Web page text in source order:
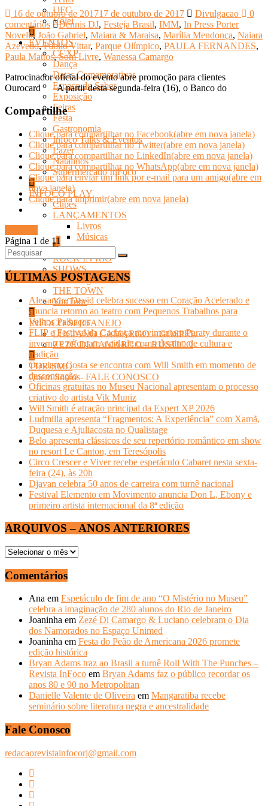
UFC
Vôlei
EVENTOS
CCXP
Dança
Datas Comemorativas
Espaço do Saber
Exposição
Feiras
Festa
Gastronomia
Infoco Talks & Eventos
Lazer
Natalinos
Supermercado InFoco
INFOCO PLAY
Clipes
LANÇAMENTOS
Livros
Músicas
ROCK IN RIO
SHOWS
Streaming Infoco
THE TOWN
YouTube
INFOCO SERTANEJO
LUCIANO CAMARGO – GOSPEL
ZEZÉ DI CAMARGO – RÚSTICO
TURISMO
Quem Somos- FALE CONOSCO
16 de outubro de 201717 de outubro de 2017 Divulgacao
0
comentários
Dennis DJ, Festeja Brasil, IMM, In Press Porter
Novelli, João Gabriel, Maiara & Maraisa, Marília Mendonça, Naiara
Azevedo,Pabllo Vittar, Parque Olímpico, PAULA FERNANDES,
Paula Mattos,Som Livre, Wanessa Camargo
Patrocinador oficial do evento abre promoção para clientes
Ourocard A partir desta segunda-feira (16), o Banco do
Compartilhe
Clique para compartilhar no Facebook(abre em nova janela)
Clique para compartilhar no Twitter(abre em nova janela)
Clique para compartilhar no LinkedIn(abre em nova janela)
Clique para compartilhar no WhatsApp(abre em nova janela)
Clique para enviar um link por e-mail para um amigo(abre em
nova janela)
Clique para imprimir(abre em nova janela)
Página 1 de 11
ÚLTIMAS POSTAGENS
Alexandre David celebra sucesso em Coração Acelerado e
anuncia retorno ao teatro com Pequenos Trabalhos para
Velhos Palhaços
FLIP e Festival da Cachaça movimentam Paraty durante o
inverno e reforçam a cidade como destino de cultura e
tradição
Otaviano Costa se encontra com Will Smith em momento de
descontração
Oficinas gratuitas no Museu Nacional apresentam o processo
criativo do artista Vik Muniz
Will Smith é atração principal da Expert XP 2026
Ludmilla apresenta “Fragmentos: A Experiência” com Xamã,
Duquesa e Ajuliacosta no Qualistage
Belo apresenta clássicos de seu repertório romântico em show
no resort Le Canton, em Teresópolis
Circo Crescer e Viver recebe espetáculo Cabaret nesta sexta-
feira (24), às 20h
Djavan celebra 50 anos de carreira com turnê nacional
Festival Elemento em Movimento anuncia Don L, Ebony e
primeiro artista internacional da 8ª edição
ARQUIVOS – ANOS ANTERIORES
ARQUIVOS
ANOS
ANTERIORES
Comentários
Ana em Espetáculo de fim de ano “O Mistério no Museu”
celebra a imaginação de 280 alunos do Rio de Janeiro
Joaninha em Zezé Di Camargo & Luciano celebram o Dia
dos Namorados no Espaço Unimed
Joaninha em Festa do Peão de Americana 2026 promete
edição histórica
Bryan Adams traz ao Brasil a turnê Roll With The Punches –
Revista InFoco em Bryan Adams faz o público recordar os
anos 80 e 90 no Metropolitan
Danielle Valente de Oliveira em Mangaratiba recebe
seminário sobre literatura negra e ancestralidade
Fale Conosco
redacaorevistainfocorj@gmail.com